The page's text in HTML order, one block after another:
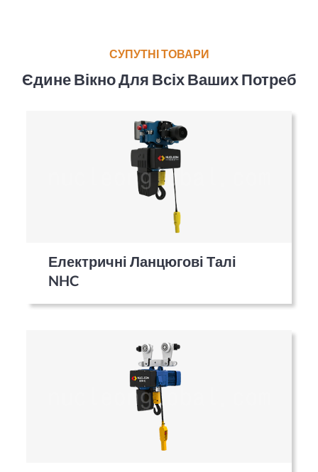
СУПУТНІ ТОВАРИ
Єдине Вікно Для Всіх Ваших Потреб
Електричні Ланцюгові Талі
NHC